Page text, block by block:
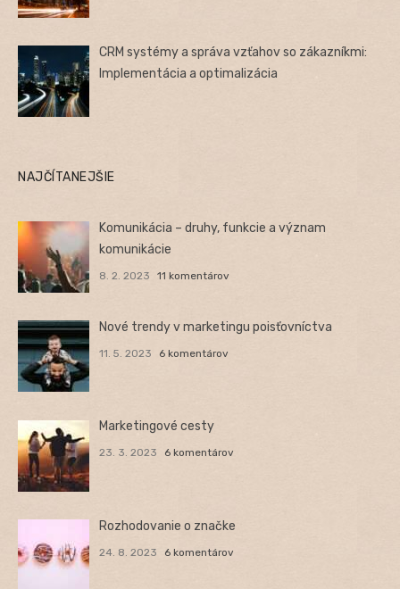
CRM systémy a správa vzťahov so zákazníkmi:
Implementácia a optimalizácia
NAJČÍTANEJŠIE
Komunikácia – druhy, funkcie a význam
komunikácie
8. 2. 2023 11 komentárov
Nové trendy v marketingu poisťovníctva
11. 5. 2023 6 komentárov
Marketingové cesty
23. 3. 2023 6 komentárov
Rozhodovanie o značke
24. 8. 2023 6 komentárov